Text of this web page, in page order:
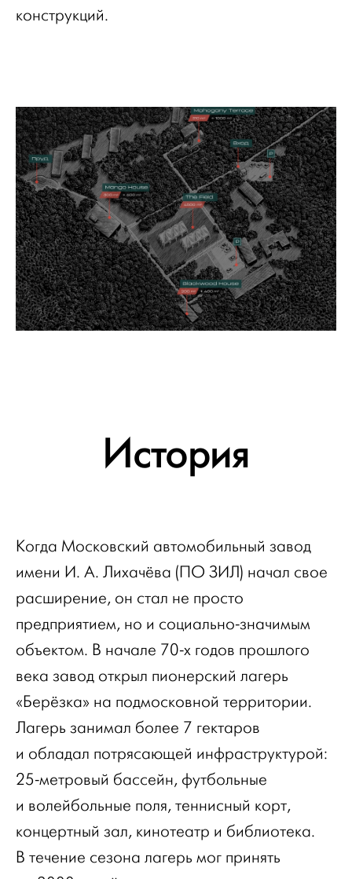
конструкций.
История
Когда Московский автомобильный завод
имени И. А. Лихачёва (ПО ЗИЛ) начал свое
расширение, он стал не просто
предприятием, но и социально-значимым
объектом. В начале 70-х годов прошлого
века завод открыл пионерский лагерь
«Берёзка» на подмосковной территории.
Лагерь занимал более 7 гектаров
и обладал потрясающей инфраструктурой:
25-метровый бассейн, футбольные
и волейбольные поля, теннисный корт,
концертный зал, кинотеатр и библиотека.
В течение сезона лагерь мог принять